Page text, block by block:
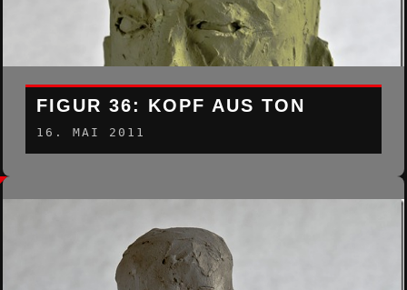
FIGUR 36: KOPF AUS TON
16. MAI 2011